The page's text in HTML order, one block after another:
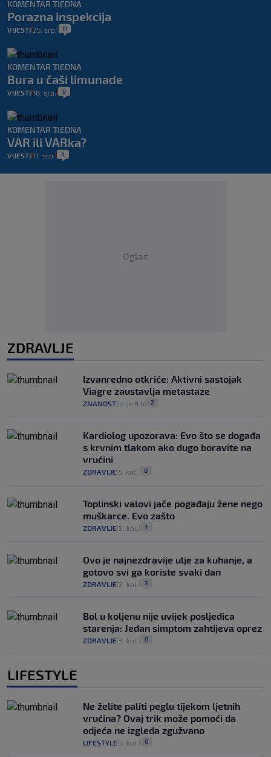
KOMENTAR TJEDNA
Porazna inspekcija
VIJESTI 25. srp. 11
KOMENTAR TJEDNA
Bura u čaši limunade
VIJESTI 18. srp. 0
KOMENTAR TJEDNA
VAR ili VARka?
VIJESTI 11. srp. 4
Oglas
ZDRAVLJE
Izvanredno otkriće: Aktivni sastojak
Viagre zaustavlja metastaze
ZNANOST prije 8 h 2
Kardiolog upozorava: Evo što se događa
s krvnim tlakom ako dugo boravite na
vrućini
ZDRAVLJE 5. kol. 0
Toplinski valovi jače pogađaju žene nego
muškarce. Evo zašto
ZDRAVLJE 3. kol. 1
Ovo je najnezdravije ulje za kuhanje, a
gotovo svi ga koriste svaki dan
ZDRAVLJE 3. kol. 3
Bol u koljenu nije uvijek posljedica
starenja: Jedan simptom zahtijeva oprez
ZDRAVLJE 3. kol. 0
LIFESTYLE
Ne želite paliti peglu tijekom ljetnih
vrućina? Ovaj trik može pomoći da
odjeća ne izgleda zgužvano
LIFESTYLE 5. kol. 0